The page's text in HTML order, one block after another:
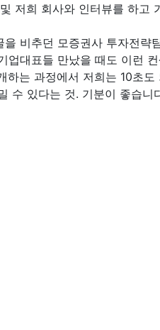
저희 회사와 인터뷰를 하
비추던 모증권사 투자전
대표들 만났을 때도 이런
는 과정에서 저희는 10초
수 있다는 것. 기분이 좋습니